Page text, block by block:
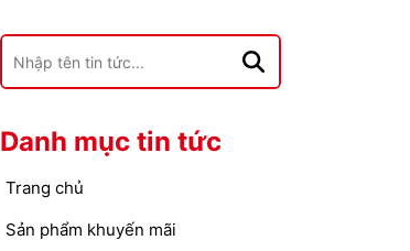
Danh mục tin tức
Trang chủ
Sản phẩm khuyến mãi